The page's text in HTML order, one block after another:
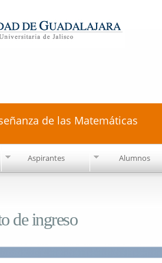
de las Matemáticas
Aspirantes Alumnos
de ingreso